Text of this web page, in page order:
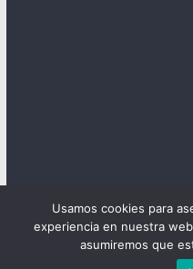
Tema:ColorMagpor
Usamos cookies para
experiencia en nuestra
asumiremos que